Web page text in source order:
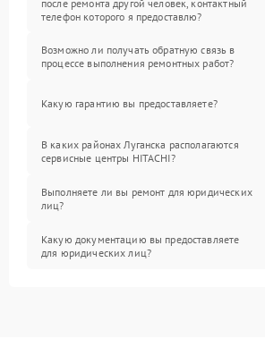
после ремонта другой человек, контактный
телефон которого я предоставлю?
Возможно ли получать обратную связь в
процессе выполнения ремонтных работ?
Какую гарантию вы предоставляете?
В каких районах Луганска располагаются
сервисные центры HITACHI?
Выполняете ли вы ремонт для юридических
лиц?
Какую документацию вы предоставляете
для юридических лиц?